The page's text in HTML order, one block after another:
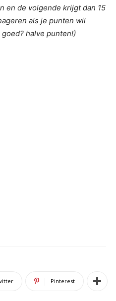
en de volgende krijgt dan 15
als je punten wil
halve punten!)
Pinterest